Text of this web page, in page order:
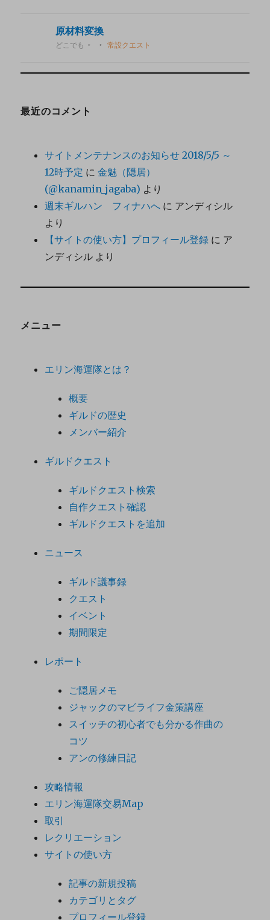
原材料変換
どこでも 常設クエスト
最近のコメント
サイトメンテナンスのお知らせ 2018/5/5 ～
12時予定 に金魅（隠居）
(@kanamin_jagaba) より
週末ギルハン フィナハへ に アンディシル
より
【サイトの使い方】プロフィール登録 に ア
ンディシル より
メニュー
エリン海運隊とは？
概要
ギルドの歴史
メンバー紹介
ギルドクエスト
ギルドクエスト検索
自作クエスト確認
ギルドクエストを追加
ニュース
ギルド議事録
クエスト
イベント
期間限定
レポート
ご隠居メモ
ジャックのマビライフ金策講座
スイッチの初心者でも分かる作曲の
コツ
アンの修練日記
攻略情報
エリン海運隊交易Map
取引
レクリエーション
サイトの使い方
記事の新規投稿
カテゴリとタグ
プロフィール登録